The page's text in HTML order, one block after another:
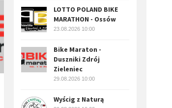
LOTTO POLAND BIKE
MARATHON - Ossów
23.08.2026 10:00
Bike Maraton -
Duszniki Zdrój
Zieleniec
29.08.2026 10:00
Wyścig z Naturą